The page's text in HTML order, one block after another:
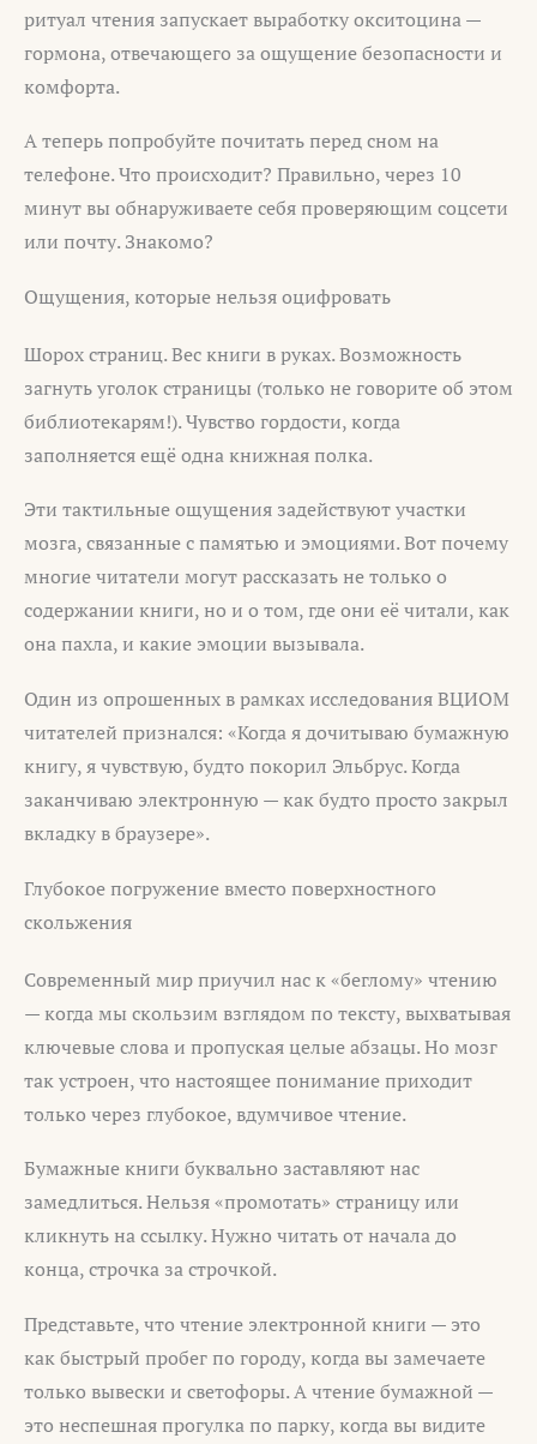
ритуал чтения запускает выработку окситоцина —
гормона, отвечающего за ощущение безопасности и
комфорта.
А теперь попробуйте почитать перед сном на
телефоне. Что происходит? Правильно, через 10
минут вы обнаруживаете себя проверяющим соцсети
или почту. Знакомо?
Ощущения, которые нельзя оцифровать
Шорох страниц. Вес книги в руках. Возможность
загнуть уголок страницы (только не говорите об этом
библиотекарям!). Чувство гордости, когда
заполняется ещё одна книжная полка.
Эти тактильные ощущения задействуют участки
мозга, связанные с памятью и эмоциями. Вот почему
многие читатели могут рассказать не только о
содержании книги, но и о том, где они её читали, как
она пахла, и какие эмоции вызывала.
Один из опрошенных в рамках исследования ВЦИОМ
читателей признался: «Когда я дочитываю бумажную
книгу, я чувствую, будто покорил Эльбрус. Когда
заканчиваю электронную — как будто просто закрыл
вкладку в браузере».
Глубокое погружение вместо поверхностного
скольжения
Современный мир приучил нас к «беглому» чтению
— когда мы скользим взглядом по тексту, выхватывая
ключевые слова и пропуская целые абзацы. Но мозг
так устроен, что настоящее понимание приходит
только через глубокое, вдумчивое чтение.
Бумажные книги буквально заставляют нас
замедлиться. Нельзя «промотать» страницу или
кликнуть на ссылку. Нужно читать от начала до
конца, строчка за строчкой.
Представьте, что чтение электронной книги — это
как быстрый пробег по городу, когда вы замечаете
только вывески и светофоры. А чтение бумажной —
это неспешная прогулка по парку, когда вы видите